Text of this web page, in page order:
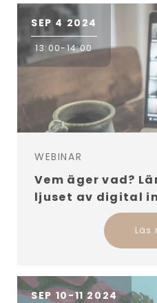
SEP 4 2024
13:00-14:00
WEBINAR
Vem äger vad?
ljuset av digital
Läs
SEP 10-11 2024